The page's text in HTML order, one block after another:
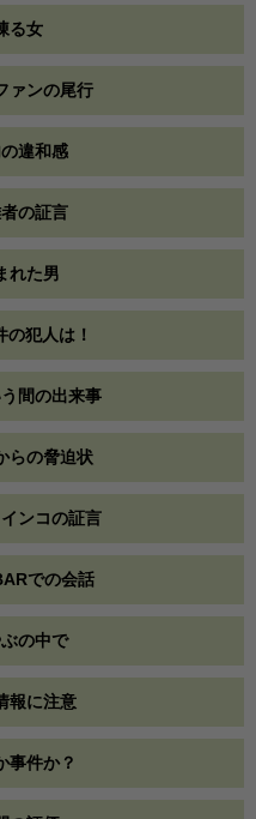
る女
ァンの尾行
違和感
の証言
れた男
犯人は！
間の出来事
らの脅迫状
ンコの証言
での会話
の中で
報に注意
事件か？